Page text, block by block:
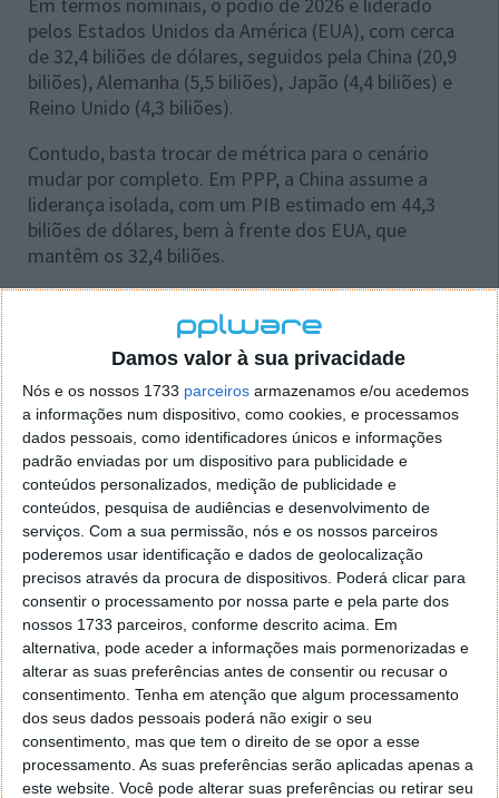
Damos valor à sua privacidade
Nós e os nossos 1733 parceiros armazenamos e/ou acedemos
a informações num dispositivo, como cookies, e processamos
dados pessoais, como identificadores únicos e informações
padrão enviadas por um dispositivo para publicidade e
conteúdos personalizados, medição de publicidade e
conteúdos, pesquisa de audiências e desenvolvimento de
serviços. Com a sua permissão, nós e os nossos parceiros
poderemos usar identificação e dados de geolocalização
precisos através da procura de dispositivos. Poderá clicar para
consentir o processamento por nossa parte e pela parte dos
nossos 1733 parceiros, conforme descrito acima. Em
alternativa, pode aceder a informações mais pormenorizadas e
alterar as suas preferências antes de consentir ou recusar o
consentimento. Tenha em atenção que algum processamento
dos seus dados pessoais poderá não exigir o seu
consentimento, mas que tem o direito de se opor a esse
processamento. As suas preferências serão aplicadas apenas a
este website. Você pode alterar suas preferências ou retirar seu
Em termos nominais, o pódio de 2026 é liderado
pelos Estados Unidos da América (EUA), com cerca
de 32,4 biliões de dólares, seguidos pela China (20,9
biliões), Alemanha (5,5 biliões), Japão (4,4 biliões) e
Reino Unido (4,3 biliões).
Contudo, basta trocar de métrica para o cenário
mudar por completo. Em PPP, a China assume a
liderança isolada, com um PIB estimado em 44,3
biliões de dólares, bem à frente dos EUA, que
mantêm os 32,4 biliões.
para 3.º lugar com 18,9 biliões, ultrapassando países
como a Rússia (7,5 biliões) e o Japão (7,3 biliões).
Segundo a Visual Capitalist, queanalisou e compilou
osdados do FMI, a China já ultrapassa os EUA em
termos de PPP desde 2014.
O PIB nominal mostra o peso de um país no comércio e nas finanças
globais, medido à taxa de câmbio do mercado. Já oPPP dá uma ideia